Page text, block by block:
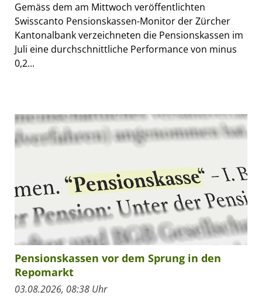
Gemäss dem am Mittwoch veröffentlichten
Swisscanto Pensionskassen-Monitor der Zürcher
Kantonalbank verzeichneten die Pensionskassen im
Juli eine durchschnittliche Performance von minus
0,2...
Pensionskassen vor dem Sprung in den
Repomarkt
03.08.2026, 08:38 Uhr